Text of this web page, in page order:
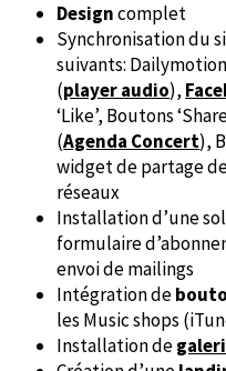
Designcomplet
Synchronisation du
suivants:
(player audio),
‘Like’, Boutons
(Agenda Concert),
widget de partage
réseaux
Installation d’une
formulaire
envoi de mailings
Intégration de
les Music shops
Installation de